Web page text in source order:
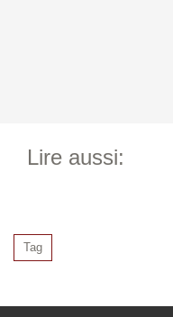
Lire aussi:
Tag